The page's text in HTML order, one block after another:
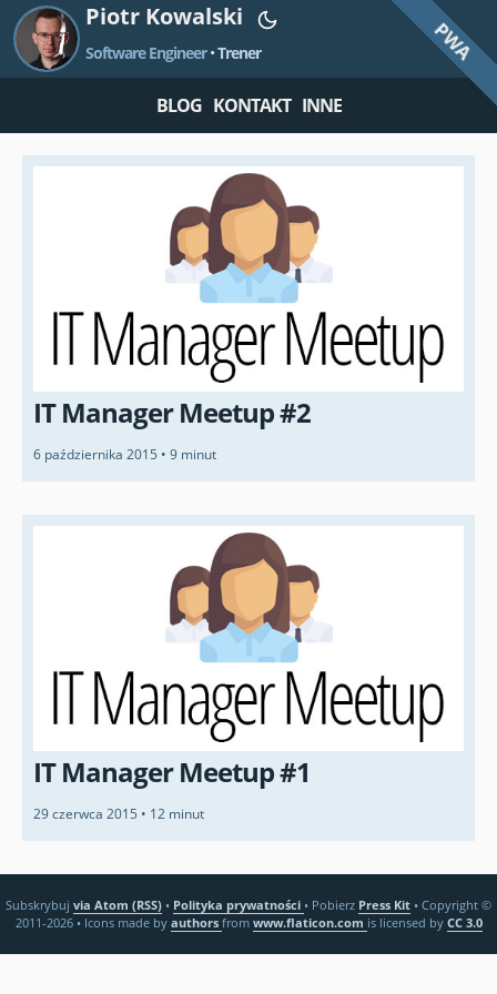
PWA
Piotr Kowalski
Software Engineer•Trener
BLOG KONTAKT INNE
IT Manager Meetup #2
6 października 2015 • 9 minut
IT Manager Meetup #1
29 czerwca 2015 • 12 minut
Subskrybuj via Atom (RSS) • Polityka prywatności • Pobierz Press Kit • Copyright ©
2011-2026 • Icons made by authors from www.flaticon.com is licensed by CC 3.0